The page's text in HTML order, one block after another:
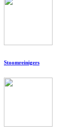
Stoomreinigers